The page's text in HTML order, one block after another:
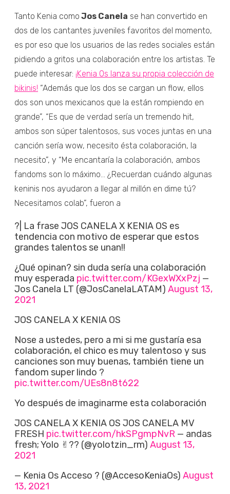
Tanto Kenia como Jos Canela se han convertido en
dos de los cantantes juveniles favoritos del momento,
es por eso que los usuarios de las redes sociales están
pidiendo a gritos una colaboración entre los artistas. Te
puede interesar: ¡Kenia Os lanza su propia colección de
bikinis! “Además que los dos se cargan un flow, ellos
dos son unos mexicanos que la están rompiendo en
grande”, “Es que de verdad sería un tremendo hit,
ambos son súper talentosos, sus voces juntas en una
canción sería wow, necesito ésta colaboración, la
necesito”, y “Me encantaría la colaboración, ambos
fandoms son lo máximo... ¿Recuerdan cuándo algunas
keninis nos ayudaron a llegar al millón en dime tú?
Necesitamos colab”, fueron a
?| La frase JOS CANELA X KENIA OS es
tendencia con motivo de esperar que estos
grandes talentos se unan!!
¿Qué opinan? sin duda sería una colaboración
muy esperada pic.twitter.com/KGexWXxPzj —
Jos Canela LT (@JosCanelaLATAM) August 13,
2021
JOS CANELA X KENIA OS
Nose a ustedes, pero a mi si me gustaría esa
colaboración, el chico es muy talentoso y sus
canciones son muy buenas, también tiene un
fandom super lindo ?
pic.twitter.com/UEs8n8t622
Yo después de imaginarme esta colaboración
JOS CANELA X KENIA OS JOS CANELA MV
FRESH pic.twitter.com/hkSPgmpNvR — andas
fresh; Yolo ✌︎?? (@yolotzin_rm) August 13,
2021
— Kenia Os Acceso ? (@AccesoKeniaOs) August
13, 2021